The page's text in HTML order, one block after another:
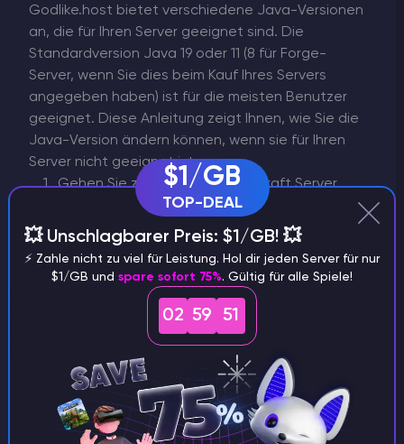
Godlike.host bietet verschiedene Java-Versionen
an, die für Ihren Server geeignet sind. Die
Standardversion Java 19 oder 11 (8 für Forge-
Server, wenn Sie dies beim Kauf Ihres Servers
angegeben haben) ist für die meisten Benutzer
geeignet. Diese Anleitung zeigt Ihnen, wie Sie die
Java-Version ändern können, wenn sie für Ihren
Server nicht geeignet ist.
Gehen Sie zunächst zum Minecraft Server
Control Panel und wählen Sie den Server aus,
dessen Java-Version Sie ändern möchten.
Wählen Sie auf der linken Seite "Startup".
Suchen Sie dann die Registerkarte "Docker
Version" (normalerweise oben rechts auf der
$1/GB
TOP-DEAL
💥 Unschlagbarer Preis: $1/GB! 💥
⚡️ Zahle nicht zu viel für Leistung. Hol dir jeden Server für nur
$1/GB und spare sofort 75%. Gültig für alle Spiele!
02 59 51